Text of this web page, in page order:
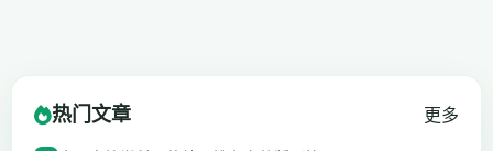
热门文章 更多